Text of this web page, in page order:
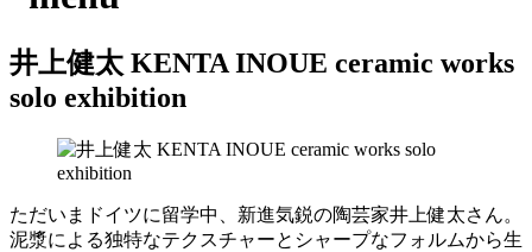
井上健太 KENTA INOUE ceramic works
solo exhibition
ただいまドイツに留学中、新進気鋭の陶芸家井上健太さん。
泥漿による独特なテクスチャーとシャープなフォルムから生